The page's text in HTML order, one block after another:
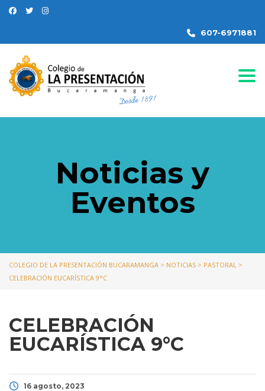
607-6971881
Noticias y
Eventos
COLEGIO DE LA PRESENTACIÓN BUCARAMANGA > NOTICIAS > PASTORAL >
CELEBRACIÓN EUCARÍSTICA 9°C
CELEBRACIÓN
EUCARÍSTICA 9°C
16 agosto, 2023